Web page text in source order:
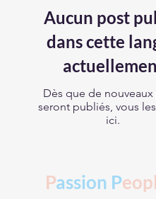
Aucun post
dans cette
Dès que de nouveaux
seront publiés, vous
ici.
Passion P